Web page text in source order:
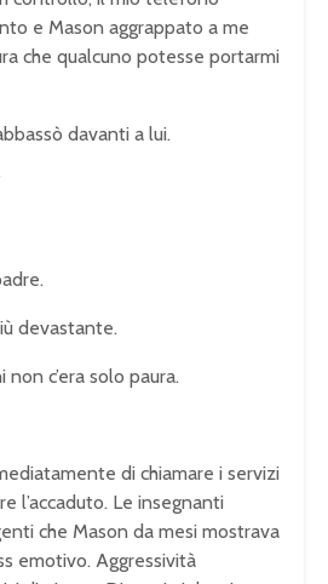
e Mason aggrappato a me
che qualcuno potesse portarmi
davanti a lui.
devastante.
c’era solo paura.
di chiamare i servizi
l’accaduto. Le insegnanti
che Mason da mesi mostrava
emotivo. Aggressività